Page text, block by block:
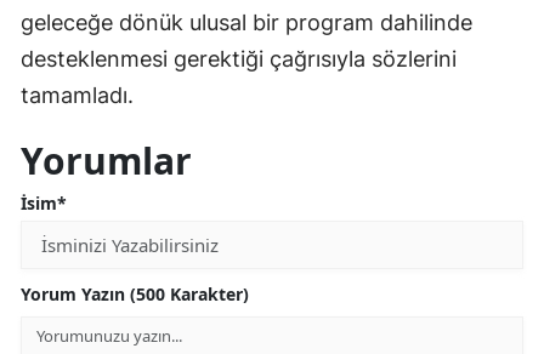
geleceğe dönük ulusal bir program dahilinde
desteklenmesi gerektiği çağrısıyla sözlerini
tamamladı.
Yorumlar
İsim*
Yorum Yazın (500 Karakter)